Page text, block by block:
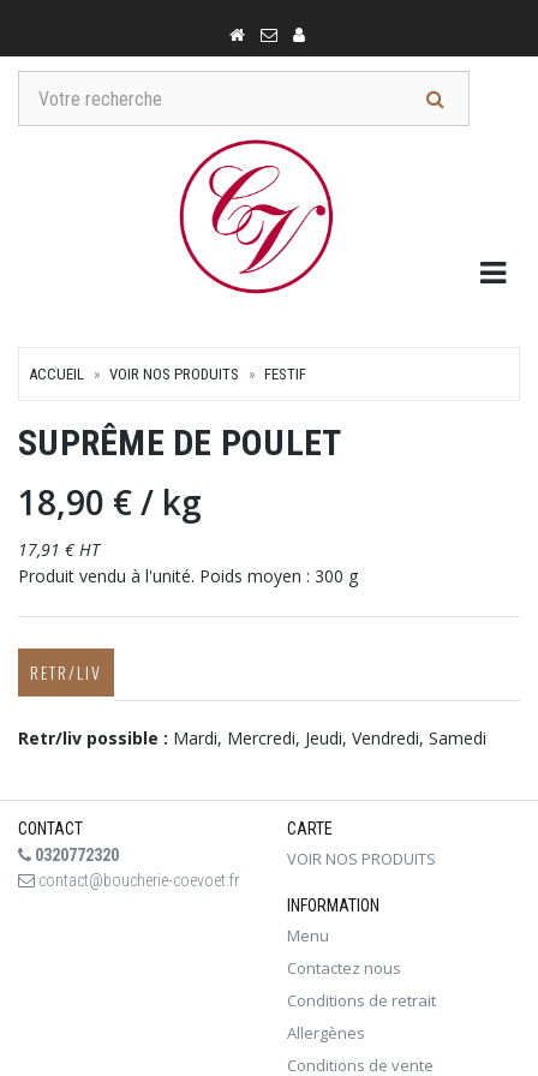
ACCUEIL VOIR NOS PRODUITS FESTIF
SUPRÊME DE POULET
18,90 €/ kg
17,91 € HT
Produit vendu à l'unité. Poids moyen : 300 g
RETR/LIV
Retr/liv possible : Mardi, Mercredi, Jeudi, Vendredi, Samedi
CONTACT
0320772320
contact@boucherie-coevoet.fr
CARTE
VOIR NOS PRODUITS
INFORMATION
Menu
Contactez nous
Conditions de retrait
Allergènes
Conditions de vente